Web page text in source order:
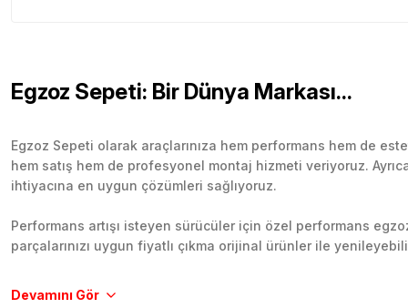
Egzoz Sepeti: Bir Dünya Markası...
Egzoz Sepeti olarak araçlarınıza hem performans hem de
hem satış hem de profesyonel montaj hizmeti veriyoruz.
ihtiyacına en uygun çözümleri sağlıyoruz.
Performans artışı isteyen sürücüler için özel performans
parçalarınızı uygun fiyatlı çıkma orijinal ürünler ile
Tüm ürünlerimiz orijinal, dayanıklı ve uzun ömürlüdür.